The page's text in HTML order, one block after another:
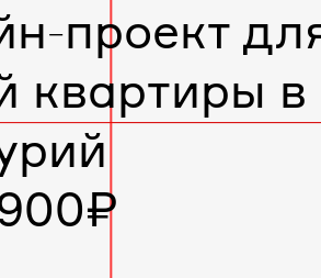
проект
квартиры